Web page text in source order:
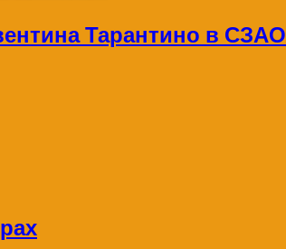
Тарантино в СЗАО